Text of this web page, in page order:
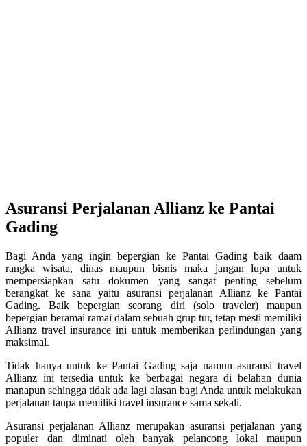
Asuransi Perjalanan Allianz ke Pantai
Gading
Bagi Anda yang ingin bepergian ke Pantai Gading baik daam
rangka wisata, dinas maupun bisnis maka jangan lupa untuk
mempersiapkan satu dokumen yang sangat penting sebelum
berangkat ke sana yaitu asuransi perjalanan Allianz ke Pantai
Gading. Baik bepergian seorang diri (solo traveler) maupun
bepergian beramai ramai dalam sebuah grup tur, tetap mesti memiliki
Allianz travel insurance ini untuk memberikan perlindungan yang
maksimal.
Tidak hanya untuk ke Pantai Gading saja namun asuransi travel
Allianz ini tersedia untuk ke berbagai negara di belahan dunia
manapun sehingga tidak ada lagi alasan bagi Anda untuk melakukan
perjalanan tanpa memiliki travel insurance sama sekali.
Asuransi perjalanan Allianz merupakan asuransi perjalanan yang
populer dan diminati oleh banyak pelancong lokal maupun